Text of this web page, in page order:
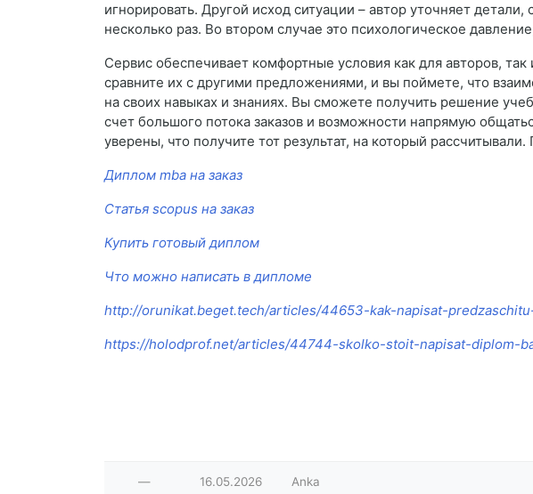
игнорировать. Другой исход ситуации – автор уточняет
несколько раз. Во втором случае это психологическое
Сервис обеспечивает комфортные условия как для авторов,
сравните их с другими предложениями, и вы поймете, что
на своих навыках и знаниях. Вы сможете получить решение
счет большого потока заказов и возможности напрямую
уверены, что получите тот результат, на который
Диплом mba на заказ
Статья scopus на заказ
Купить готовый диплом
Что можно написать в дипломе
http://orunikat.beget.tech/articles/44653-kak-napisat-
https://holodprof.net/articles/44744-skolko-stoit-napisat-diplom-
— 16.05.2026 Anka